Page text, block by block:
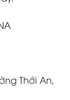
Thới An,